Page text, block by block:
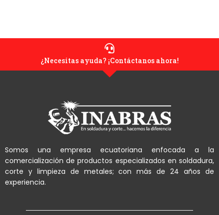
¿Necesitas ayuda? ¡Contáctanos ahora!
Somos una empresa ecuatoriana enfocada a la
comercialización de productos especializados en soldadura,
corte y limpieza de metales; con más de 24 años de
experiencia.